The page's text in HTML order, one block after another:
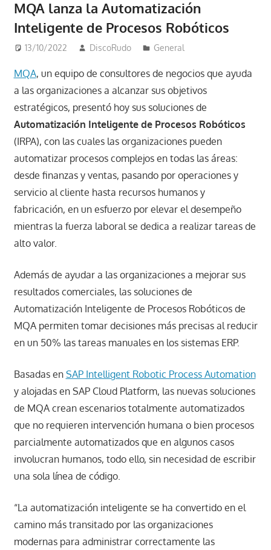
MQA lanza la Automatización
Inteligente de Procesos Robóticos
13/10/2022 DiscoRudo General
MQA, un equipo de consultores de negocios que ayuda
a las organizaciones a alcanzar sus objetivos
estratégicos, presentó hoy sus soluciones de
Automatización Inteligente de Procesos Robóticos
(IRPA), con las cuales las organizaciones pueden
automatizar procesos complejos en todas las áreas:
desde finanzas y ventas, pasando por operaciones y
servicio al cliente hasta recursos humanos y
fabricación, en un esfuerzo por elevar el desempeño
mientras la fuerza laboral se dedica a realizar tareas de
alto valor.
Además de ayudar a las organizaciones a mejorar sus
resultados comerciales, las soluciones de
Automatización Inteligente de Procesos Robóticos de
MQA permiten tomar decisiones más precisas al reducir
en un 50% las tareas manuales en los sistemas ERP.
Basadas en SAP Intelligent Robotic Process Automation
y alojadas en SAP Cloud Platform, las nuevas soluciones
de MQA crean escenarios totalmente automatizados
que no requieren intervención humana o bien procesos
parcialmente automatizados que en algunos casos
involucran humanos, todo ello, sin necesidad de escribir
una sola línea de código.
“La automatización inteligente se ha convertido en el
camino más transitado por las organizaciones
modernas para administrar correctamente las